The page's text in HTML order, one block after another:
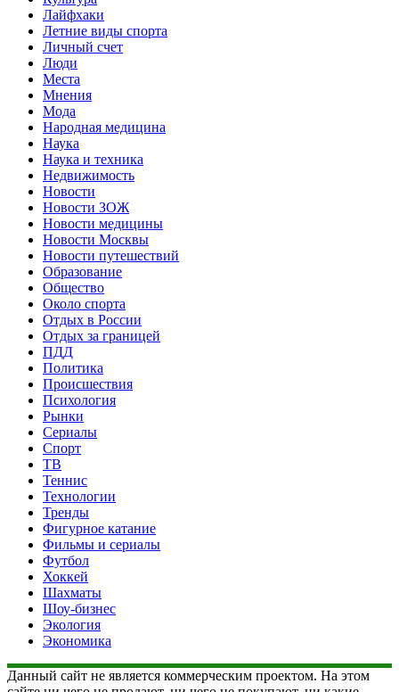
Лайфхаки
Летние виды спорта
Личный счет
Люди
Места
Мнения
Мода
Народная медицина
Наука
Наука и техника
Недвижимость
Новости
Новости ЗОЖ
Новости медицины
Новости Москвы
Новости путешествий
Образование
Общество
Около спорта
Отдых в России
Отдых за границей
ПДД
Политика
Происшествия
Психология
Рынки
Сериалы
Спорт
ТВ
Теннис
Технологии
Тренды
Фигурное катание
Фильмы и сериалы
Футбол
Хоккей
Шахматы
Шоу-бизнес
Экология
Экономика
Данный сайт не является коммерческим проектом. На этом